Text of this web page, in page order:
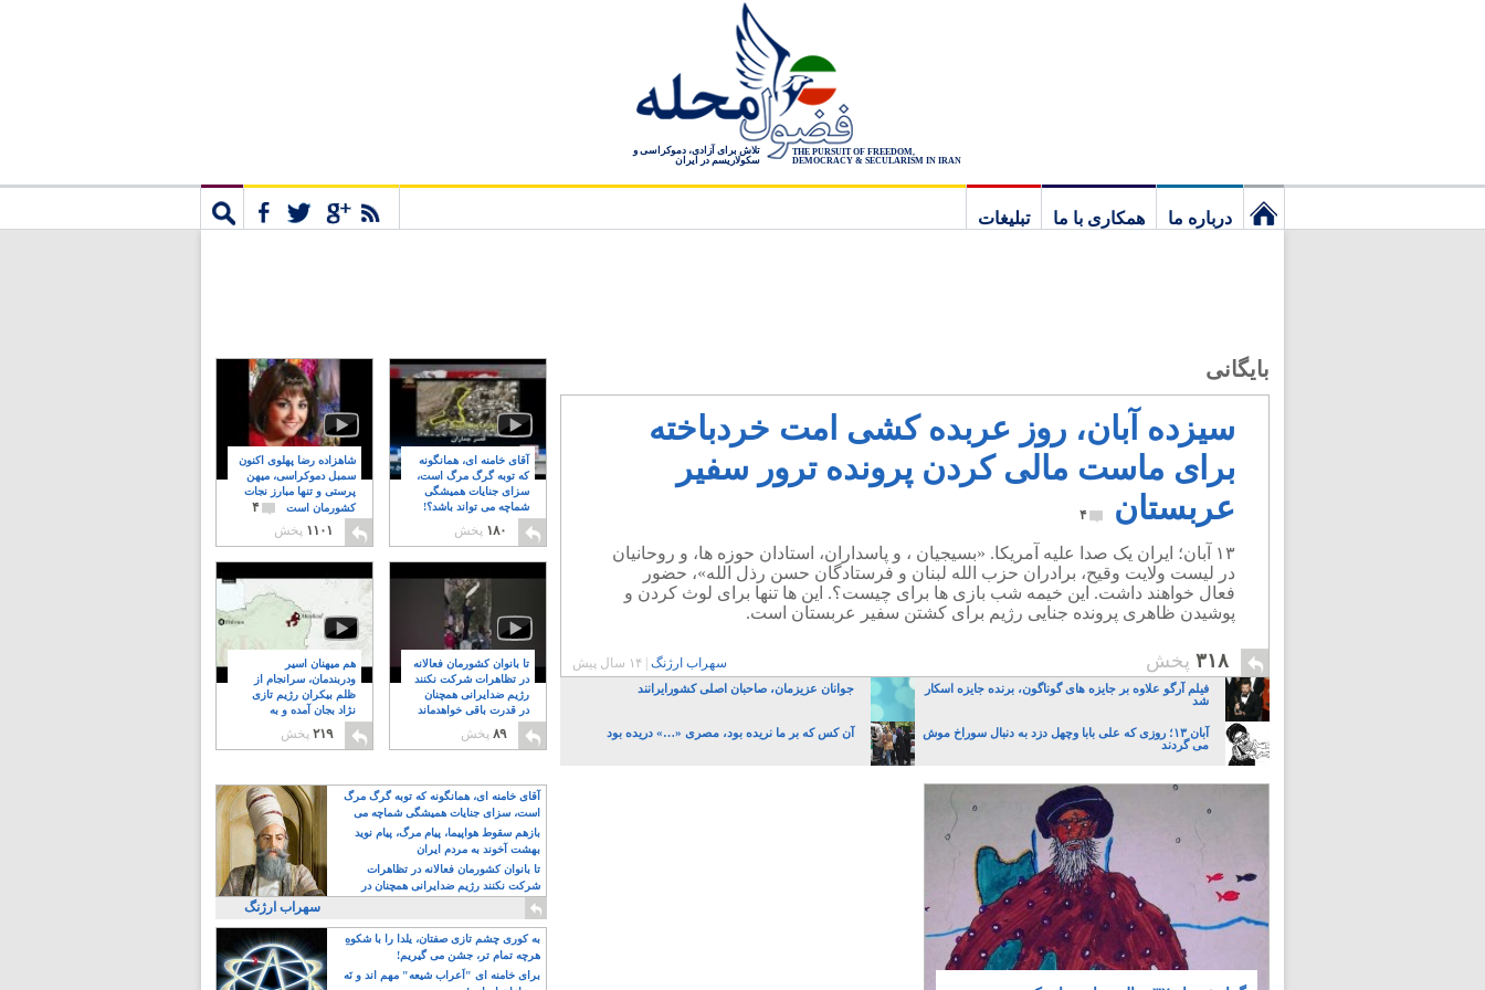
THE PURSUIT OF FREEDOM,
DEMOCRACY & SECULARISM IN IRAN
تلاش برای آزادی، دموکراسی و
سکولاریسم در ایران
درباره ما همکاری با ما
تبلیغات
بایگانی
سیزده آبان، روز عربده کشی امت خردباخته
برای ماست مالی کردن پرونده ترور سفیر
عربستان
۴
۱۳ آبان؛ ایران یک صدا علیه آمریکا. «بسیجیان ، و پاسداران، استادان حوزه ها، و روحانیان
در لیست ولایت وقیح، برادران حزب الله لبنان و فرستادگان حسن رذل الله»، حضور
فعال خواهند داشت. این خیمه شب بازی ها برای چیست؟. این ها تنها برای لوث کردن و
پوشیدن ظاهری پرونده جنایی رژیم برای کشتن سفیر عربستان است.
۳۱۸ پخش سهراب ارژنگ ۱۴ سال پیش
فیلم آرگو علاوه بر جایزه های گوناگون، برنده جایزه اسکار
شد
جوانان عزیزمان، صاحبان اصلی کشورایرانند
آبان ۱۳؛ روزی که علی بابا وچهل دزد به دنبال سوراخ موش
می گردند
آن کس که بر ما نریده بود، مصری «…» دریده بود
شاهزاده رضا پهلوی اکنون
سمبل دموکراسی، میهن
پرستی و تنها مبارز نجات
کشورمان است
۴
۱۱۰۱ پخش
آقای خامنه ای، همانگونه
که توبه گرگ مرگ است،
سزای جنایات همیشگی
شماچه می تواند باشد؟!
۸
۱۸۰ پخش
هم میهنان اسیر
ودربندمان، سرانجام از
ظلم بیکران رژیم تازی
نژاد بجان آمده و به
۲۱۹ پخش
تا بانوان کشورمان فعالانه
در تظاهرات شرکت نکنند
رژیم ضدایرانی همچنان
در قدرت باقی خواهدماند
۸
۸۹ پخش
آقای خامنه ای، همانگونه که توبه گرگ مرگ
است، سزای جنایات همیشگی شماچه می
تواند باشد؟!
بازهم سقوط هواپیما، پیام مرگ، پیام نوید
بهشت آخوند به مردم ایران
تا بانوان کشورمان فعالانه در تظاهرات
شرکت نکنند رژیم ضدایرانی همچنان در
قدرت باقی خواهدماند
سهراب ارژنگ
به کوری چشم تازی صفتان، یلدا را با شکوهِ
هرچه تمام تر، جشن می گیریم!
برای خامنه ای "اَعراب شیعه" مهم اند و نَه